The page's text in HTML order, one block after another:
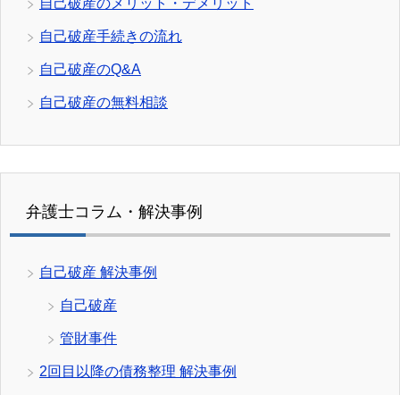
自己破産手続きの流れ
自己破産のQ&A
自己破産の無料相談
弁護士コラム・解決事例
自己破産 解決事例
自己破産
管財事件
2回目以降の債務整理 解決事例